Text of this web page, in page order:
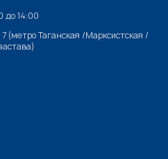
до 14:00
(метро Таганская /Марксистская /